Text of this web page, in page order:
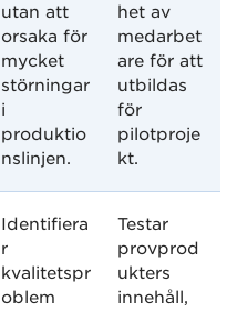
utan att
orsaka för
mycket
störningar
i
produktio
nslinjen.
het av
medarbet
are för att
utbildas
för
pilotproje
kt.
Identifiera
r
kvalitetspr
oblem
Testar
provprod
ukters
innehåll,